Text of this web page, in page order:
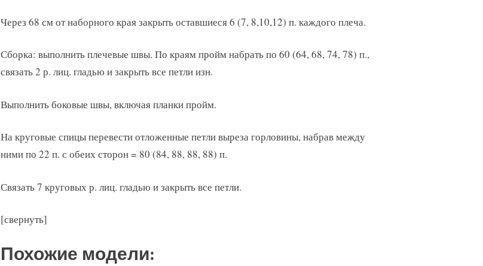
Через 68 см от наборного края закрыть оставшиеся 6 (7, 8,10,12) п. каждого плеча.
Сборка: выполнить плечевые швы. По краям пройм набрать по 60 (64, 68, 74, 78) п.,
связать 2 р. лиц. гладью и закрыть все петли изн.
Выполнить боковые швы, включая планки пройм.
На круговые спицы перевести отложенные петли выреза горловины, набрав между
ними по 22 п. с обеих сторон = 80 (84, 88, 88, 88) п.
Связать 7 круговых р. лиц. гладью и закрыть все петли.
[свернуть]
Похожие модели: